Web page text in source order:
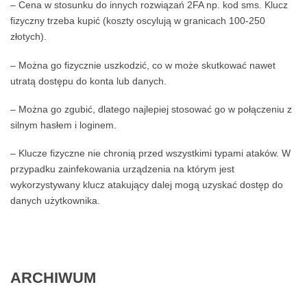
– Cena w stosunku do innych rozwiązań 2FA np. kod sms. Klucz
fizyczny trzeba kupić (koszty oscylują w granicach 100-250
złotych).
– Można go fizycznie uszkodzić, co w może skutkować nawet
utratą dostępu do konta lub danych.
– Można go zgubić, dlatego najlepiej stosować go w połączeniu z
silnym hasłem i loginem.
– Klucze fizyczne nie chronią przed wszystkimi typami ataków. W
przypadku zainfekowania urządzenia na którym jest
wykorzystywany klucz atakujący dalej mogą uzyskać dostęp do
danych użytkownika.
ARCHIWUM